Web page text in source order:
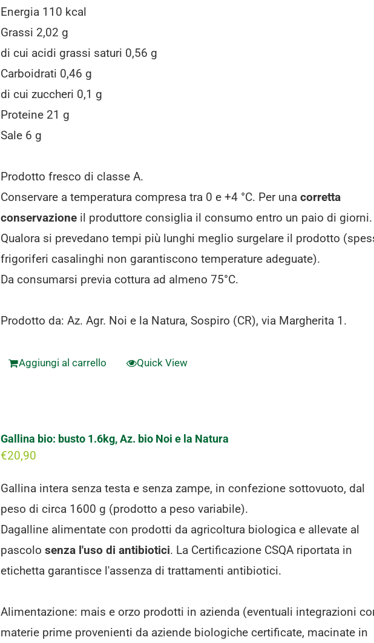
Energia 110 kcal
Grassi 2,02 g
di cui acidi grassi saturi 0,56 g
Carboidrati 0,46 g
di cui zuccheri 0,1 g
Proteine 21 g
Sale 6 g
Prodotto fresco di classe A.
Conservare a temperatura compresa tra 0 e +4 °C. Per una corretta
conservazioneil produttore consiglia il consumo entro un paio di giorni.
Qualora si prevedano tempi più lunghi meglio surgelare il prodotto
frigoriferi casalinghi non garantiscono temperature adeguate).
Da consumarsi previa cottura ad almeno 75°C.
Prodotto da: Az. Agr. Noi e la Natura, Sospiro (CR), via Margherita 1.
Aggiungi al carrello Quick View
Gallina bio: busto 1.6kg, Az. bio Noi e la Natura
€20,90
Gallina intera senza testa e senza zampe, in confezione sottovuoto, dal
peso di circa 1600 g (prodotto a peso variabile).
Dagalline alimentate con prodotti da agricoltura biologica e allevate al
pascolo senza l'uso di antibiotici. La Certificazione CSQA riportata in
etichetta garantisce l'assenza di trattamenti antibiotici.
Alimentazione: mais e orzo prodotti in azienda (eventuali integrazioni
materie prime provenienti da aziende biologiche certificate, macinate in